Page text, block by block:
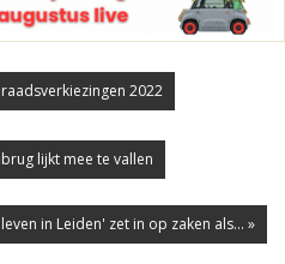
2022
lijkt mee te vallen
in Leiden' zet in op zaken als... »